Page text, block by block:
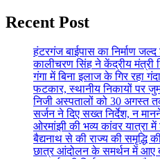
Recent Post
हंटरगंज बाईपास का निर्माण
कालीचरण सिंह ने केंद्रीय मंत्री
गंगा में बिना इलाज के गिर रहा
फटकार, स्थानीय निकायों पर
निजी अस्पतालों को 30 अगस्त
सर्जन ने दिए सख्त निर्देश, न
ओरमांझी की भव्य कांवर यात्रा में
बैद्यनाथ से की राज्य की समृद्धि
छात्र आंदोलन के समर्थन में आए